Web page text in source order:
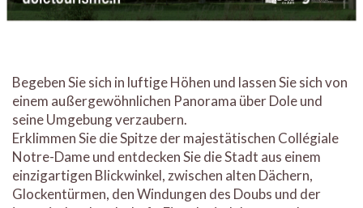
Begeben Sie sich in luftige Höhen und lassen Sie sich von
einem außergewöhnlichen Panorama über Dole und
seine Umgebung verzaubern.
Erklimmen Sie die Spitze der majestätischen Collégiale
Notre-Dame und entdecken Sie die Stadt aus einem
einzigartigen Blickwinkel, zwischen alten Dächern,
Glockentürmen, den Windungen des Doubs und der